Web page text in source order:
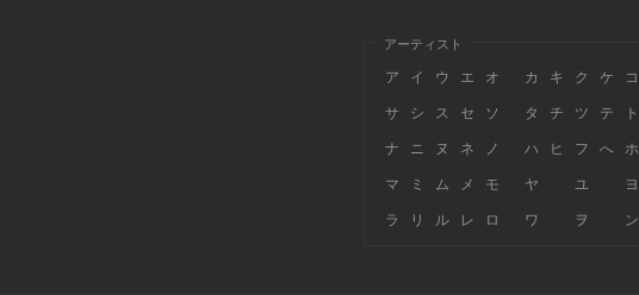
アーティスト
ア イ ウ エ オ カ キ ク ケ コ
サ シ ス セ ソ タ チ ツ テ ト
ナ ニ ヌ ネ ノ ハ ヒ フ へ ホ
マ ミ ム メ モ ヤ ユ ヨ
ラ リ ル レ ロ ワ ヲ ン